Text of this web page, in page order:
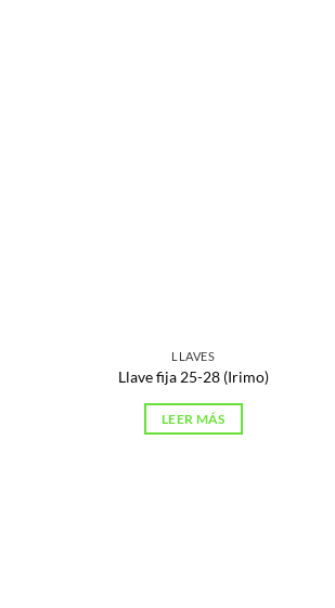
LLAVES
Llave fija 25-28 (Irimo)
LEER MÁS